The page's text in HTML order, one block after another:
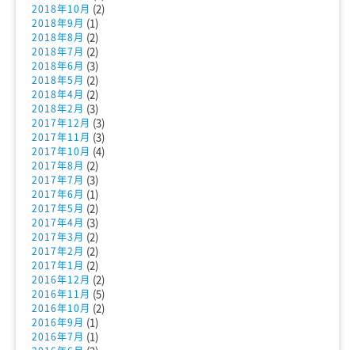
2018年10月 (2)
2018年9月 (1)
2018年8月 (2)
2018年7月 (2)
2018年6月 (3)
2018年5月 (2)
2018年4月 (2)
2018年2月 (3)
2017年12月 (3)
2017年11月 (3)
2017年10月 (4)
2017年8月 (2)
2017年7月 (3)
2017年6月 (1)
2017年5月 (2)
2017年4月 (3)
2017年3月 (2)
2017年2月 (2)
2017年1月 (2)
2016年12月 (2)
2016年11月 (5)
2016年10月 (2)
2016年9月 (1)
2016年7月 (1)